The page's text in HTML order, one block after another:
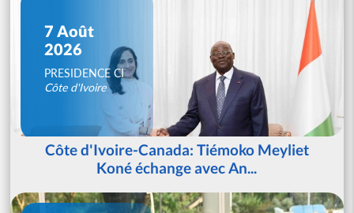
7 Août
2026
PRESIDENCE CI
Côte d'Ivoire
Côte d'Ivoire-Canada: Tiémoko Meyliet
Koné échange avec An...